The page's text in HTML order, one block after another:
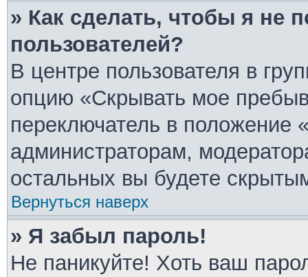
» Как сделать, чтобы я не
пользователей?
В центре пользователя в
опцию «Скрывать мое
переключатель в положение
администраторам,
остальных вы будете
Вернуться наверх
» Я забыл пароль!
Не паникуйте! Хоть ваш